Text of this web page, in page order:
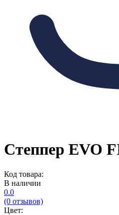
Степпер EVO
Код товара:
В наличии
0.0
(0 отзывов)
Цвет: